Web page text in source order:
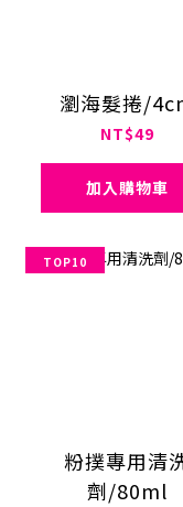
瀏海髮捲/
NT$49
加入購物車
TOP10
粉撲專用清
劑/80ml